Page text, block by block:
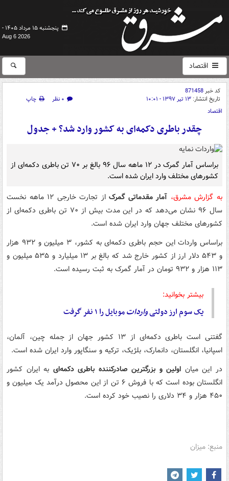
پنجشنبه ۱۵ مرداد ۱۴۰۵ -
Aug 6 2026
اقتصاد
کد خبر871458
تاریخ انتشار: ۱۳ تیر ۱۳۹۷ - ۱۰:۰۱ ۰ نظر
چاپ
اقتصاد
چقدر باطری دکمه‌ای به کشور وارد شد؟ + جدول
براساس آمار گمرک در ۱۲ ماهه سال ۹۶ بالغ بر ۷۰ تن باطری دکمه‌ای از
کشورهای مختلف وارد ایران شده است.
به گزارش مشرق، آمار مقدماتی گمرک
از تجارت خارجی ۱۲ ماهه نخست
سال ۹۶ نشان می‌دهد که در این مدت بیش از ۷۰ تن باطری دکمه‌ای از
کشورهای مختلف جهان وارد ایران شده است.
براساس واردات این حجم باطری دکمه‌ای به کشور، ۳ میلیون و ۹۳۲ هزار
و ۵۴۳ دلار ارز از کشور خارج شد که بالغ بر ۱۳ میلیارد و ۵۳۵ میلیون و
۱۱۳ هزار و ۹۳۲ تومان در آمار گمرک به ثبت رسیده است.
بیشتر بخوانید:
یک سوم ارز دولتیوارداتموبایل را ۱ نفر گرفت
گفتنی است باطری دکمه‌ای از ۱۳ کشور جهان از جمله چین، آلمان،
اسپانیا، انگلستان، دانمارک، بلژیک، ترکیه و سنگاپور وارد ایران شده است.
در این میان اولین و بزرگترین صادرکننده باطری دکمه‌ای به ایران کشور
انگلستان بوده است که با فروش ۶ تن از این محصول درآمد یک میلیون و
۴۵۰ هزار و ۳۴ دلاری را نصیب خود کرده است.
منبع: میزان